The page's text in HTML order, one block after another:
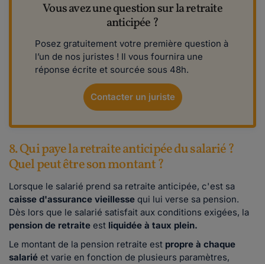
Vous avez une question sur la retraite
anticipée ?
Posez gratuitement votre première question à
l’un de nos juristes ! Il vous fournira une
réponse écrite et sourcée sous 48h.
Contacter un juriste
8. Qui paye la retraite anticipée du salarié ?
Quel peut être son montant ?
Lorsque le salarié prend sa retraite anticipée, c'est sa
caisse d'assurance vieillesse qui lui verse sa pension.
Dès lors que le salarié satisfait aux conditions exigées, la
pension de retraite est liquidée à taux plein.
Le montant de la pension retraite est propre à chaque
salarié et varie en fonction de plusieurs paramètres,